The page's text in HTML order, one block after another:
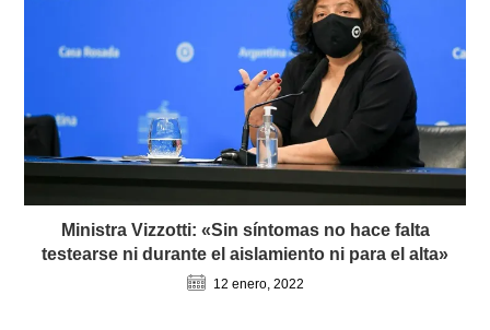
Ministra Vizzotti: «Sin síntomas no hace falta
testearse ni durante el aislamiento ni para el alta»
12 enero, 2022